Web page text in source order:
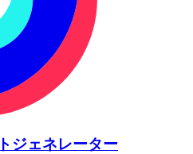
ジェネレーター